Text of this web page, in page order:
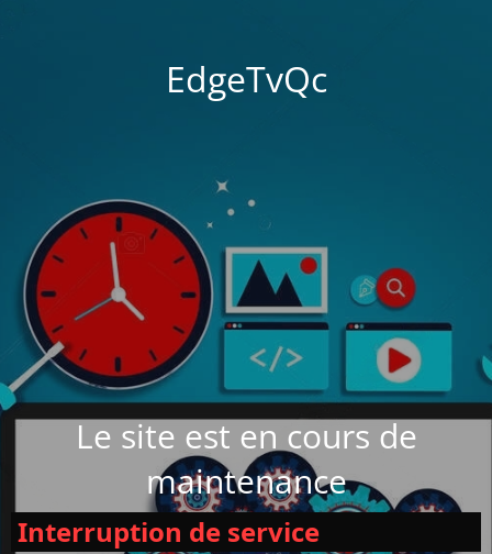
EdgeTvQc
Le site est en cours de
maintenance
Interruption de service